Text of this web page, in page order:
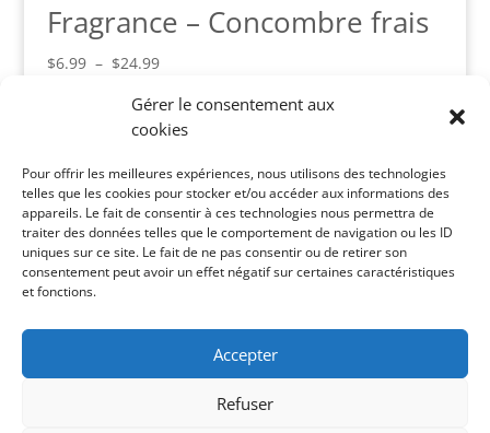
Gérer le consentement aux
cookies
Pour offrir les meilleures expériences, nous utilisons des technologies
telles que les cookies pour stocker et/ou accéder aux informations des
appareils. Le fait de consentir à ces technologies nous permettra de
traiter des données telles que le comportement de navigation ou les ID
uniques sur ce site. Le fait de ne pas consentir ou de retirer son
consentement peut avoir un effet négatif sur certaines caractéristiques
et fonctions.
Accepter
Refuser
Fragrance – Concombre frais
$6.99 – $24.99Plage
prix :
$6.99
$24.99
Votre panier est vide.
Catégories de produits
×
Soins Corporels
Recherche de produits
pour :
Recherche